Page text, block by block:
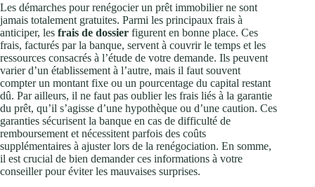
Les démarches pour renégocier un prêt immobilier ne sont
jamais totalement gratuites. Parmi les principaux frais à
anticiper, les frais de dossier figurent en bonne place. Ces
frais, facturés par la banque, servent à couvrir le temps et les
ressources consacrés à l’étude de votre demande. Ils peuvent
varier d’un établissement à l’autre, mais il faut souvent
compter un montant fixe ou un pourcentage du capital restant
dû. Par ailleurs, il ne faut pas oublier les frais liés à la garantie
du prêt, qu’il s’agisse d’une hypothèque ou d’une caution. Ces
garanties sécurisent la banque en cas de difficulté de
remboursement et nécessitent parfois des coûts
supplémentaires à ajuster lors de la renégociation. En somme,
il est crucial de bien demander ces informations à votre
conseiller pour éviter les mauvaises surprises.